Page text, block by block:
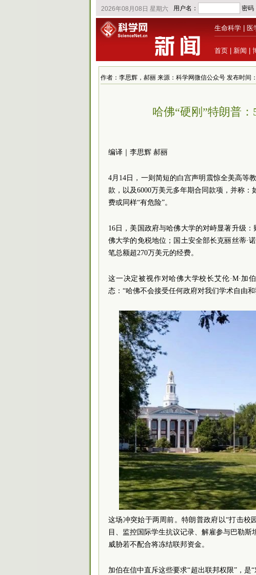
生命科学 医
首页 新闻
作者：李思辉，郝丽 来源：科学网微信公众号 发布时间：
哈佛“硬刚”特朗普
编译｜李思辉 郝丽
4月14日，一则简短的白宫声明震惊全美高
款，以及6000万美元多年期合同款项，并称
费或同样“有危险”。
16日，美国政府与哈佛大学的对峙显著升级
佛大学的免税地位；国土安全部长克丽丝蒂·
笔总额超270万美元的经费。
这一决定被视作对哈佛大学校长艾伦·M·加
态：“哈佛不会接受任何政府对我们学术自由
这场冲突始于两周前。特朗普政府以“打击校
目、监控国际学生抗议记录、解雇参与巴勒
威胁若不配合将冻结联邦资金。
加伯在信中直斥这些要求“超出联邦权限”，